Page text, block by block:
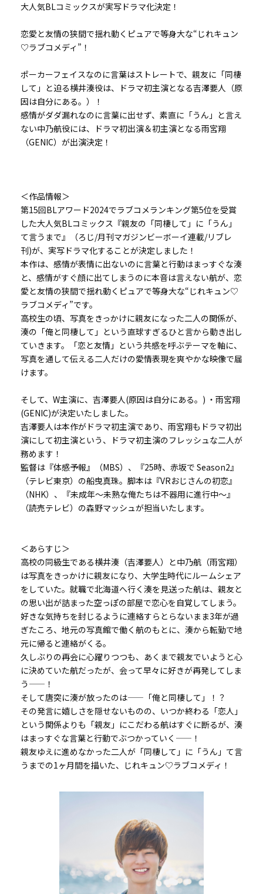
大人気BLコミックスが実写ドラマ化決定！
恋愛と友情の狭間で揺れ動くピュアで等身大な“じれキュン
♡ラブコメディ”！
ポーカーフェイスなのに言葉はストレートで、親友に「同棲
して」と迫る横井湊役は、ドラマ初主演となる吉澤要人（原
因は自分にある。）！
感情がダダ漏れなのに言葉に出せず、素直に「うん」と言え
ない中乃航役には、ドラマ初出演＆初主演となる雨宮翔
（GENIC）が出演決定！
＜作品情報＞
第15回BLアワード2024でラブコメランキング第5位を受賞
した大人気BLコミックス『親友の「同棲して」に「うん」
て言うまで』（ろじ/月刊マガジンビーボーイ連載/リブレ
刊)が、実写ドラマ化することが決定しました！
本作は、感情が表情に出ないのに言葉と行動はまっすぐな湊
と、感情がすぐ顔に出てしまうのに本音は言えない航が、恋
愛と友情の狭間で揺れ動くピュアで等身大な“じれキュン♡
ラブコメディ”です。
高校生の頃、写真をきっかけに親友になった二人の関係が、
湊の「俺と同棲して」という直球すぎるひと言から動き出し
ていきます。「恋と友情」という共感を呼ぶテーマを軸に、
写真を通して伝える二人だけの愛情表現を爽やかな映像で届
けます。
そして、W主演に、吉澤要人(原因は自分にある。) ・雨宮翔
(GENIC)が決定いたしました。
吉澤要人は本作がドラマ初主演であり、雨宮翔もドラマ初出
演にして初主演という、ドラマ初主演のフレッシュな二人が
務めます！
監督は『体感予報』（MBS）、『25時、赤坂で Season2』
（テレビ東京）の船曳真珠。脚本は『VRおじさんの初恋』
（NHK）、『未成年～未熟な俺たちは不器用に進行中～』
（読売テレビ）の森野マッシュが担当いたします。
＜あらすじ＞
高校の同級生である横井湊（吉澤要人）と中乃航（雨宮翔）
は写真をきっかけに親友になり、大学生時代にルームシェア
をしていた。就職で北海道へ行く湊を見送った航は、親友と
の思い出が詰まった空っぽの部屋で恋心を自覚してしまう。
好きな気持ちを封じるように連絡すらとらないまま3年が過
ぎたころ、地元の写真館で働く航のもとに、湊から転勤で地
元に帰ると連絡がくる。
久しぶりの再会に心躍りつつも、あくまで親友でいようと心
に決めていた航だったが、会って早々に好きが再発してしま
う——！
そして唐突に湊が放ったのは——「俺と同棲して」！？
その発言に嬉しさを隠せないものの、いつか終わる「恋人」
という関係よりも「親友」にこだわる航はすぐに断るが、湊
はまっすぐな言葉と行動でぶつかっていく——！
親友ゆえに進めなかった二人が「同棲して」に「うん」て言
うまでの1ヶ月間を描いた、じれキュン♡ラブコメディ！